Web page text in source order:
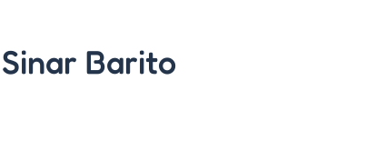
Sinar Barito